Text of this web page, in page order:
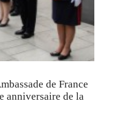
de France
anniversaire de la